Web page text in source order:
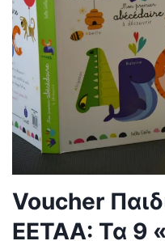
Voucher
ΕΕΤΑΑ: Τα 9